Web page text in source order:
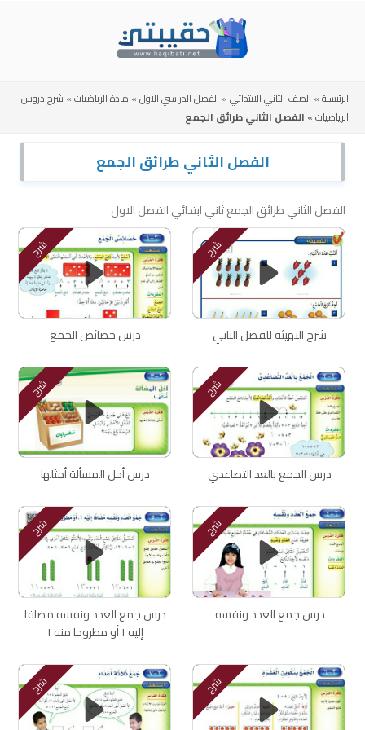
الرئيسية» الصف الثاني الابتدائي» الفصل الدراسي الاول» مادة الرياضيات» شرح دروس
الرياضيات» الفصل الثاني طرائق الجمع
الفصل الثاني طرائق الجمع
الفصل الثاني طرائق الجمع ثاني ابتدائي الفصل الاول
شرح
شرح التهيئة للفصل الثاني
شرح
درس خصائص الجمع
شرح
درس الجمع بالعد التصاعدي
شرح
درس أحل المسألة أمثلها
شرح
درس جمع العدد ونفسه
شرح
درس جمع العدد ونفسه مضافا
إليه ١ أو مطروحا منه ١
شرح شرح